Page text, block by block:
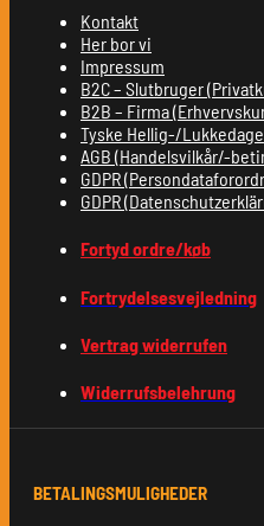
Kontakt
Her bor vi
Impressum
B2C – Slutbruger
B2B – Firma
Tyske Hellig-/Lukkedage
AGB (Handelsvilkår/-
GDPR
GDPR
Fortyd ordre/køb
Fortrydelsesvejledning
Vertrag widerrufen
Widerrufsbelehrung
BETALINGSMULIGHEDER